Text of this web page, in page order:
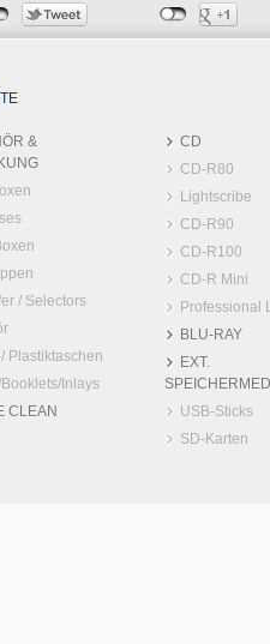
&
/ Selectors
Plastiktaschen
Inlays
CLEAN
CD
CD-R80
Lightscribe
CD-R90
CD-R100
CD-R Mini
Professional
BLU-RAY
EXT.
USB-Sticks
SD-Karten